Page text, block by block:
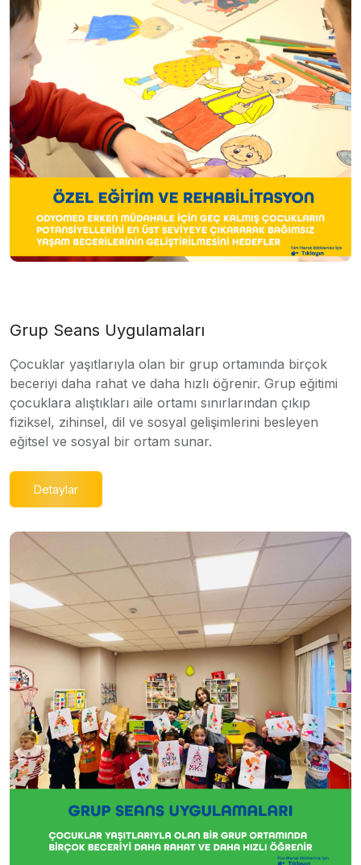
Grup Seans Uygulamaları
Çocuklar yaşıtlarıyla olan bir grup ortamında birçok
beceriyi daha rahat ve daha hızlı öğrenir. Grup eğitimi
çocuklara alıştıkları aile ortamı sınırlarından çıkıp
fiziksel, zihinsel, dil ve sosyal gelişimlerini besleyen
eğitsel ve sosyal bir ortam sunar.
Detaylar